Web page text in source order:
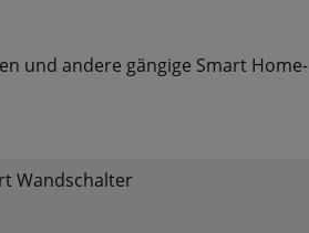
und andere gängige Smart Home-
Wandschalter